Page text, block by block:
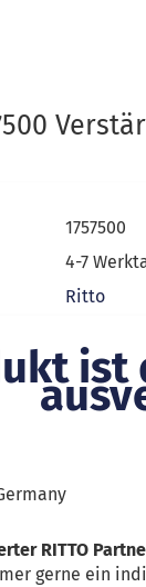
1757500
4-7
Ritto
ist
RITTO
gerne ein